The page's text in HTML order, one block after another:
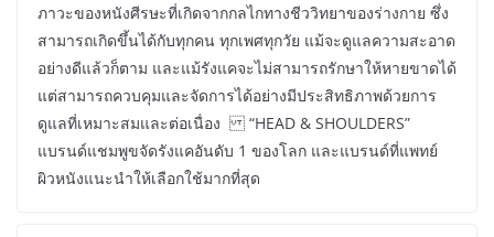
ภาวะของหนังศีรษะที่เกิดจากกลไกทางชีววิทยาของร่างกาย ซึ่ง
สามารถเกิดขึ้นได้กับทุกคน ทุกเพศทุกวัย แม้จะดูแลความสะอาด
อย่างดีแล้วก็ตาม และแม้รังแคจะไม่สามารถรักษาให้หายขาดได้
แต่สามารถควบคุมและจัดการได้อย่างมีประสิทธิภาพด้วยการ
ดูแลที่เหมาะสมและต่อเนื่อง “HEAD & SHOULDERS”
แบรนด์แชมพูขจัดรังแคอันดับ 1 ของโลก และแบรนด์ที่แพทย์
ผิวหนังแนะนำให้เลือกใช้มากที่สุด